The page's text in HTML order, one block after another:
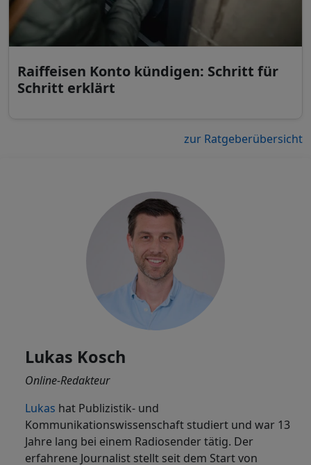
Raiffeisen Konto kündigen: Schritt für
Schritt erklärt
zur Ratgeberübersicht
Lukas Kosch
Online-Redakteur
Lukas hat Publizistik- und
Kommunikationswissenschaft studiert und war 13
Jahre lang bei einem Radiosender tätig. Der
erfahrene Journalist stellt seit dem Start von